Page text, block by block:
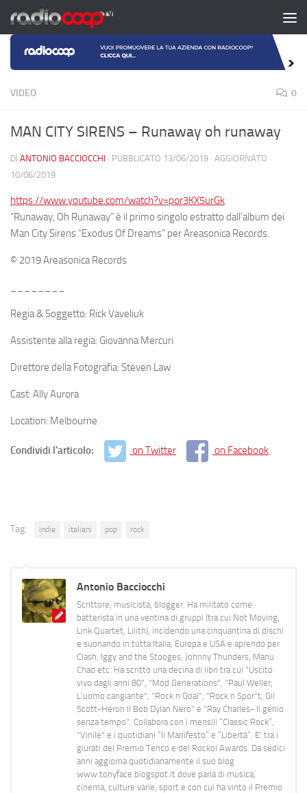
Salta al contenuto
VIDEO 0
MAN CITY SIRENS – Runaway oh runaway
DI ANTONIO BACCIOCCHI · PUBBLICATO 13/06/2019 · AGGIORNATO
10/06/2019
https://www.youtube.com/watch?v=por3KX5urGk
“Runaway, Oh Runaway” è il primo singolo estratto dall’album dei
Man City Sirens “Exodus Of Dreams” per Areasonica Records.
© 2019 Areasonica Records
Regia & Soggetto: Rick Vaveliuk
Assistente alla regia: Giovanna Mercuri
Direttore della Fotografia: Steven Law
Cast: Ally Aurora
Location: Melbourne
Condividi l'articolo: on Twitter on Facebook
Tag: indie italiani pop rock
Antonio Bacciocchi
Scrittore, musicista, blogger. Ha militato come
batterista in una ventina di gruppi (tra cui Not Moving,
Link Quartet, Lilith), incidendo una cinquantina di dischi
e suonando in tutta Italia, Europa e USA e aprendo per
Clash, Iggy and the Stooges, Johnny Thunders, Manu
Chao etc. Ha scritto una decina di libri tra cui "Uscito
vivo dagli anni 80", "Mod Generations", "Paul Weller,
L’uomo cangiante", "Rock n Goal", "Rock n Spor"t, Gil
Scott-Heron Il Bob Dylan Nero" e "Ray Charles- Il genio
senza tempo". Collabora con i mensili “Classic Rock”,
"Vinile" e i quotidiani “Il Manifesto” e “Libertà”. E' tra i
giurati del Premio Tenco e del Rockol Awards. Da sedici
anni aggiorna quotidianamente il suo blog
www.tonyface.blogspot.it dove parla di musica,
cinema, culture varie, sport e con cui ha vinto il Premio